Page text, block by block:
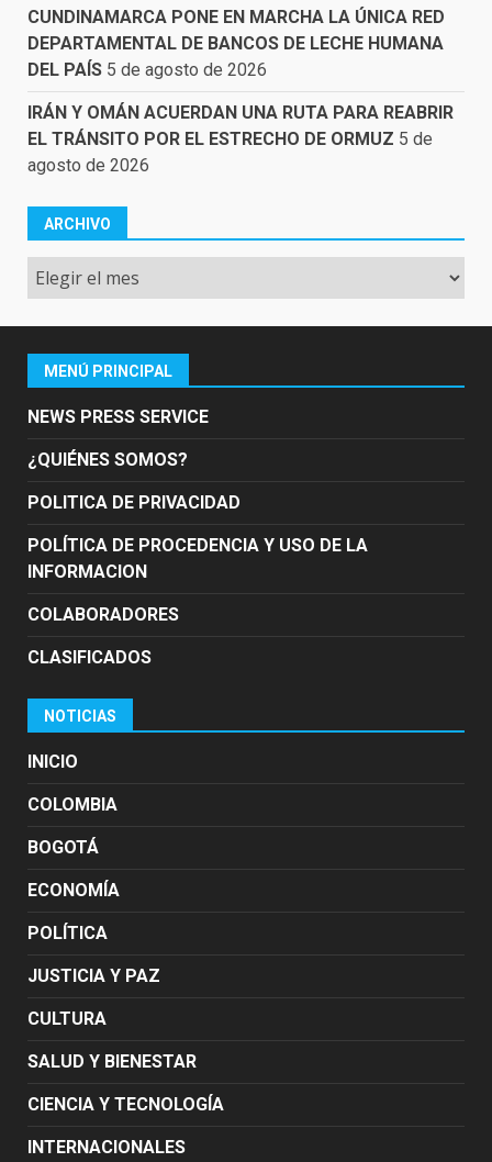
CUNDINAMARCA PONE EN MARCHA LA ÚNICA RED
DEPARTAMENTAL DE BANCOS DE LECHE HUMANA
DEL PAÍS 5 de agosto de 2026
IRÁN Y OMÁN ACUERDAN UNA RUTA PARA REABRIR
EL TRÁNSITO POR EL ESTRECHO DE ORMUZ 5 de
agosto de 2026
ARCHIVO
Archivo
MENÚ PRINCIPAL
NEWS PRESS SERVICE
¿QUIÉNES SOMOS?
POLITICA DE PRIVACIDAD
POLÍTICA DE PROCEDENCIA Y USO DE LA
INFORMACION
COLABORADORES
CLASIFICADOS
NOTICIAS
INICIO
COLOMBIA
BOGOTÁ
ECONOMÍA
POLÍTICA
JUSTICIA Y PAZ
CULTURA
SALUD Y BIENESTAR
CIENCIA Y TECNOLOGÍA
INTERNACIONALES